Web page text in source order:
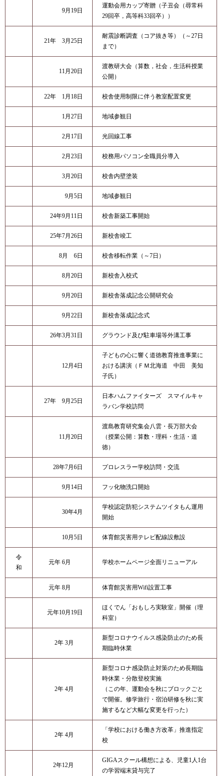
9月19日
運動会用カップ寄贈（子丑会（尋常科
29回卒，高等科33回卒））
21年 3月25日
耐震診断調査（コア抜き等）（～27日
まで）
11月20日
渡教研大会（算数，社会，生活科授業
公開）
22年 1月18日 校舎使用制限に伴う教室配置変更
1月27日 地域参観日
2月17日 光回線工事
2月23日 校務用パソコン全職員分導入
3月20日 校舎内壁塗装
9月5日 地域参観日
24年9月11日 校舎新築工事開始
25年7月26日 新校舎竣工
8月 6日 校舎移転作業（～7日）
8月20日 新校舎入校式
9月20日 新校舎落成記念公開研究会
9月22日 新校舎落成記念式
26年3月31日 グラウンド及び駐車場等外溝工事
12月4日
子どもの心に響く道徳教育推進事業に
おける講演（ＦＭ北海道 中田 美知
子氏）
27年 9月25日
日本ハムファイターズ スマイルキャ
ラバン学校訪問
11月20日
渡島教育研究集会八雲・長万部大会
（授業公開：算数・理科・生活・道
徳）
28年7月6日 プロレスラー学校訪問・交流
9月14日 フッ化物洗口開始
30年4月
学校認定防犯システムツイタもん運用
開始
10月5日 体育館災害用テレビ配線設敷設
令
和
元年 6月 学校ホームページ全面リニューアル
元年 8月 体育館災害用Wifi設置工事
元年10月19日
ほくでん「おもしろ実験室」開催（理
科室）
2年 3月
新型コロナウイルス感染防止のため長
期臨時休業
2年 4月
新型コロナ感染防止対策のため長期臨
時休業・分散登校実施
（この年、運動会を秋にブロックごと
で開催。修学旅行・宿泊研修を秋に実
施するなど大幅な変更を行った）
2年 4月
「学校における働き方改革」推進指定
校
2年12月
GIGAスクール構想による、児童1人1台
の学習端末貸与完了